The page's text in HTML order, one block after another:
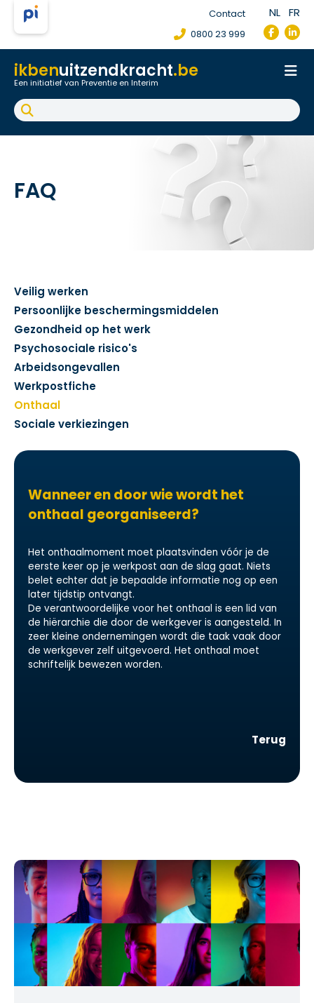
Contact
0800 23 999
NL FR
ikbenuitzendkracht.be
Een initiatief van Preventie en Interim
Onthaal
Werkpostfiche
Arbeidsongeval
FAQ
Veilig werken
Persoonlijke beschermingsmiddelen
Gezondheid op het werk
Psychosociale risico's
Arbeidsongevallen
Werkpostfiche
Onthaal
Sociale verkiezingen
Wanneer en door wie wordt het
onthaal georganiseerd?
Het onthaalmoment moet plaatsvinden vóór je de
eerste keer op je werkpost aan de slag gaat. Niets
belet echter dat je bepaalde informatie nog op een
later tijdstip ontvangt.
De verantwoordelijke voor het onthaal is een lid van
de hiërarchie die door de werkgever is aangesteld. In
zeer kleine ondernemingen wordt die taak vaak door
de werkgever zelf uitgevoerd. Het onthaal moet
schriftelijk bewezen worden.
Terug